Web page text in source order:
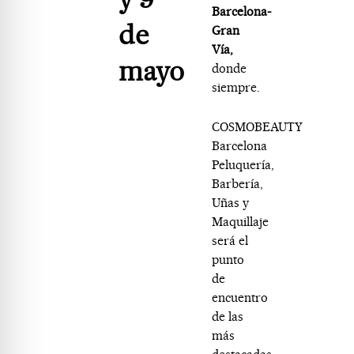
de
mayo
Barcelona-
Gran
Vía,
donde
siempre.
COSMOBEAUTY
Barcelona
Peluquería,
Barbería,
Uñas y
Maquillaje
será el
punto
de
encuentro
de las
más